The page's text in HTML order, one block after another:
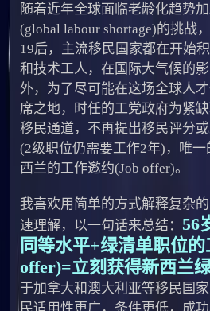
随着近年全球面临老龄化趋势
(global labour shortage)的挑战
19后，主流移民国家都在开始
和技术工人，在国际大气候的
外，为了尽可能在这场全球人
席之地，时任的工党政府为紧
移民通道，不再提出移民评分
(2级职位仍需要工作2年)，唯
西兰的工作邀约(Job offer)。
我喜欢用简单的方式解释复杂
速理解，以一句话来总结： 56
同等水平+绿清单职位
offer)=立刻获得新西兰
于加拿大和澳大利亚等移民国
民适用性更广，条件更低，成功